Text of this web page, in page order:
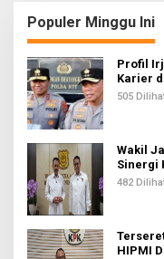
a
s
i
p
o
s
Populer Minggu Ini
Profil
Karier
505
Wakil
Sinergi
482
HIPMI